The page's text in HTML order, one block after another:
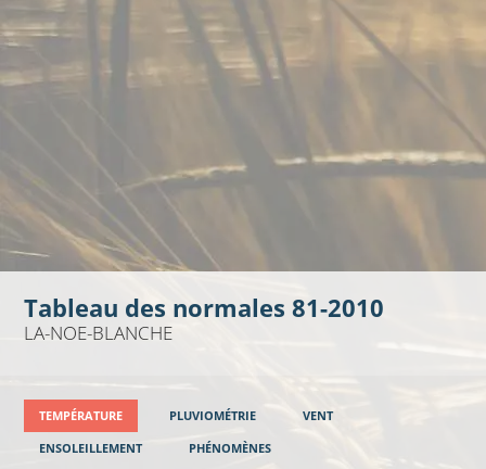
Tableau des normales 81-2010
LA-NOE-BLANCHE
TEMPÉRATURE PLUVIOMÉTRIE VENT
ENSOLEILLEMENT PHÉNOMÈNES